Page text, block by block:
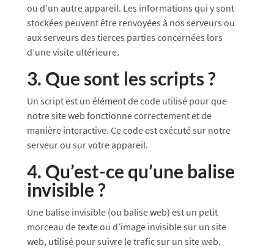
ou d’un autre appareil. Les informations qui y sont
stockées peuvent être renvoyées à nos serveurs ou
aux serveurs des tierces parties concernées lors
d’une visite ultérieure.
3. Que sont les scripts ?
Un script est un élément de code utilisé pour que
notre site web fonctionne correctement et de
manière interactive. Ce code est exécuté sur notre
serveur ou sur votre appareil.
4. Qu’est-ce qu’une balise
invisible ?
Une balise invisible (ou balise web) est un petit
morceau de texte ou d’image invisible sur un site
web, utilisé pour suivre le trafic sur un site web.